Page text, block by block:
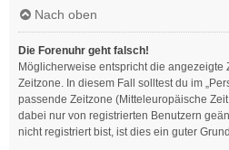
Nach oben
Die Forenuhr geht falsch!
Möglicherweise entspricht die angezeigte
Zeitzone. In diesem Fall solltest du im
passende Zeitzone (Mitteleuropäische
dabei nur von registrierten Benutzern
nicht registriert bist, ist dies ein guter